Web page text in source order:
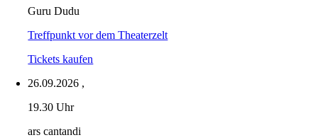
Guru Dudu
Treffpunkt vor dem Theaterzelt
Tickets kaufen
26.09.2026 ,
19.30 Uhr
ars cantandi